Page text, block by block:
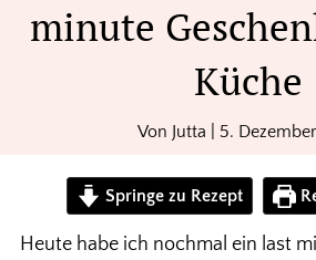
minute
Küche
Von Jutta 5.
Springe zu Rezept
Heute habe ich nochmal ein last